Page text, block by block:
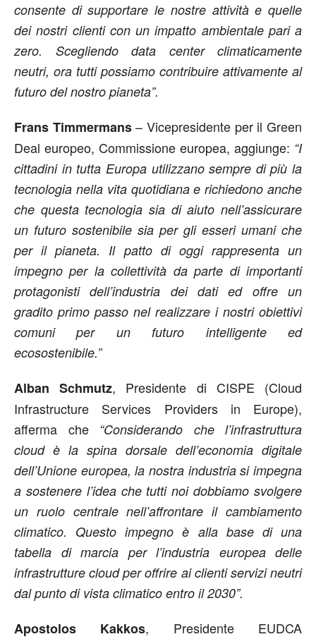
consente di supportare le nostre attività e quelle
dei nostri clienti con un impatto ambientale pari a
zero. Scegliendo data center climaticamente
neutri, ora tutti possiamo contribuire attivamente al
futuro del nostro pianeta”.
Frans Timmermans– Vicepresidente per il Green
Deal europeo, Commissione europea, aggiunge: “I
cittadini in tutta Europa utilizzano sempre di più la
tecnologia nella vita quotidiana e richiedono anche
che questa tecnologia sia di aiuto nell’assicurare
un futuro sostenibile sia per gli esseri umani che
per il pianeta. Il patto di oggi rappresenta un
impegno per la collettività da parte di importanti
protagonisti dell’industria dei dati ed offre un
gradito primo passo nel realizzare i nostri obiettivi
comuni per un futuro intelligente ed
ecosostenibile.”
Alban Schmutz, Presidente di CISPE (Cloud
Infrastructure Services Providers in Europe),
afferma che “Considerando che l’infrastruttura
cloud è la spina dorsale dell’economia digitale
dell’Unione europea, la nostra industria si impegna
a sostenere l’idea che tutti noi dobbiamo svolgere
un ruolo centrale nell’affrontare il cambiamento
climatico. Questo impegno è alla base di una
tabella di marcia per l’industria europea delle
infrastrutture cloud per offrire ai clienti servizi neutri
dal punto di vista climatico entro il 2030”.
Apostolos Kakkos, Presidente EUDCA